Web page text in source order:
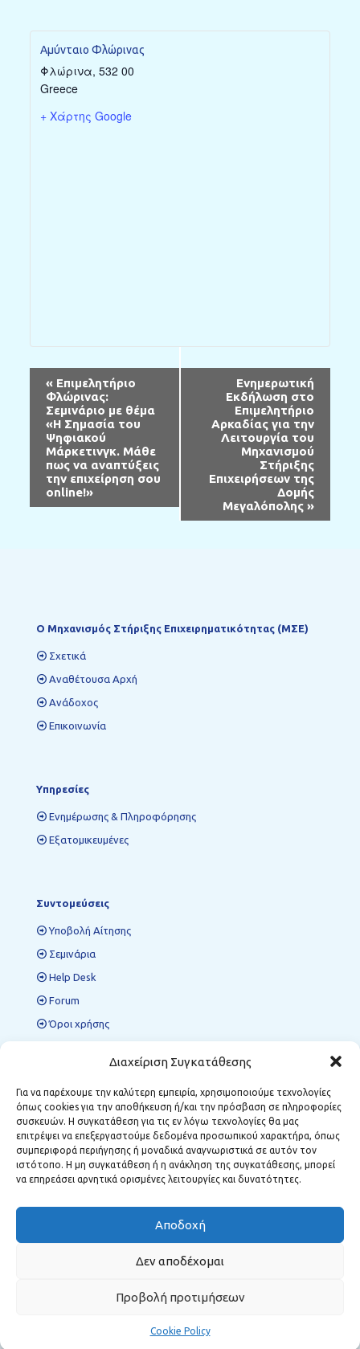
Διαχείριση Συγκατάθεσης
Για να παρέχουμε την καλύτερη εμπειρία, χρησιμοποιούμε τεχνολογίες
όπως cookies για την αποθήκευση ή/και την πρόσβαση σε πληροφορίες
συσκευών. Η συγκατάθεση για τις εν λόγω τεχνολογίες θα μας
επιτρέψει να επεξεργαστούμε δεδομένα προσωπικού χαρακτήρα, όπως
συμπεριφορά περιήγησης ή μοναδικά αναγνωριστικά σε αυτόν τον
ιστότοπο. Η μη συγκατάθεση ή η ανάκληση της συγκατάθεσης, μπορεί
να επηρεάσει αρνητικά ορισμένες λειτουργίες και δυνατότητες.
Αποδοχή
Δεν αποδέχομαι
Προβολή προτιμήσεων
Cookie Policy
Αμύνταιο Φλώρινας
Φλώρινα, 532 00
Greece
+ Χάρτης Google
Εκδήλωση
Περιήγηση
«Επιμελητήριο
Φλώρινας:
Σεμινάριο με θέμα
«Η Σημασία του
Ψηφιακού
Μάρκετινγκ. Μάθε
πως να αναπτύξεις
την επιχείρηση σου
online!»
Ενημερωτική
Εκδήλωση στο
Επιμελητήριο
Αρκαδίας για την
Λειτουργία του
Μηχανισμού
Στήριξης
Επιχειρήσεων της
Δομής
Μεγαλόπολης»
Ο Mηχανισμός Στήριξης Επιχειρηματικότητας (ΜΣΕ)
Σχετικά
Αναθέτουσα Αρχή
Ανάδοχος
Επικοινωνία
Υπηρεσίες
Ενημέρωσης & Πληροφόρησης
Εξατομικευμένες
Συντομεύσεις
Υποβολή Αίτησης
Σεμινάρια
Help Desk
Forum
Όροι χρήσης
Περιφερειακές Δομές ΜΣΕ
Κοζάνη:Κωστή Παλαμά 12, Τ.Κ. 501 00
Φλώρινα:Δημάρχου Αναστασίου Σούλα 1, Τ.Κ. 531 00
Μεγαλόπολη:Σταθοπούλου 6, Τ.Κ. 222 00